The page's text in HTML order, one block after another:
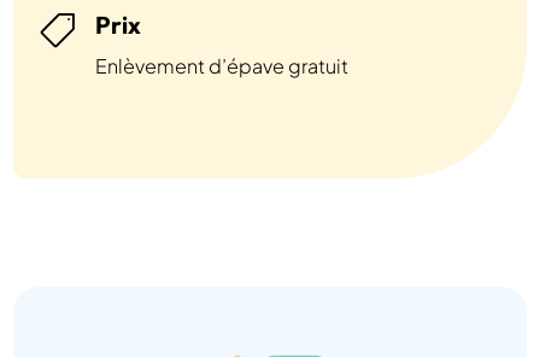
 Prix
Enlèvement d’épave gratuit